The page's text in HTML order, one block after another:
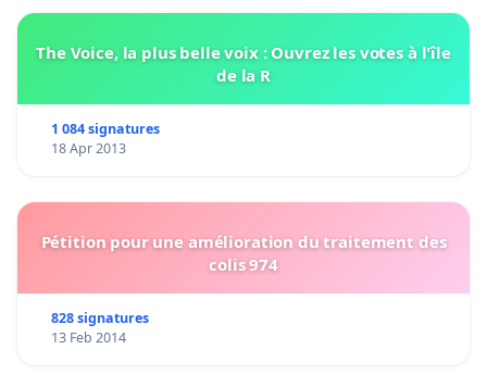
The Voice, la plus belle voix : Ouvrez les votes à l'île
de la R
1 084 signatures
18 Apr 2013
Pétition pour une amélioration du traitement des
colis 974
828 signatures
13 Feb 2014